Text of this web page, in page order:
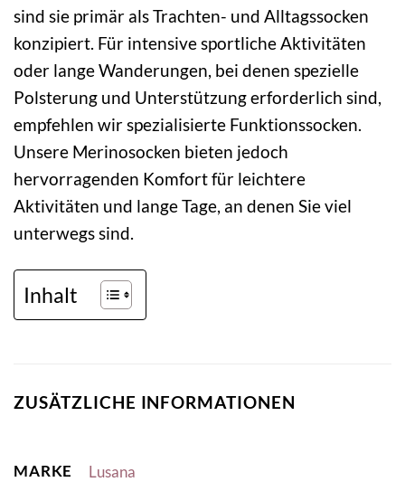
sind sie primär als Trachten- und Alltagssocken
konzipiert. Für intensive sportliche Aktivitäten
oder lange Wanderungen, bei denen spezielle
Polsterung und Unterstützung erforderlich sind,
empfehlen wir spezialisierte Funktionssocken.
Unsere Merinosocken bieten jedoch
hervorragenden Komfort für leichtere
Aktivitäten und lange Tage, an denen Sie viel
unterwegs sind.
Inhalt
ZUSÄTZLICHE INFORMATIONEN
MARKE Lusana